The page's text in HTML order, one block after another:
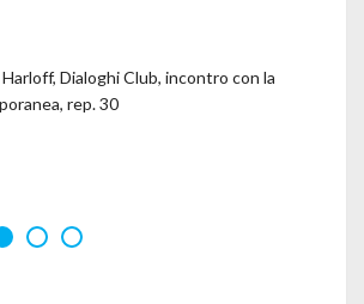
Dialoghi Club, incontro con la
rep. 30